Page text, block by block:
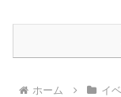
ホーム イ